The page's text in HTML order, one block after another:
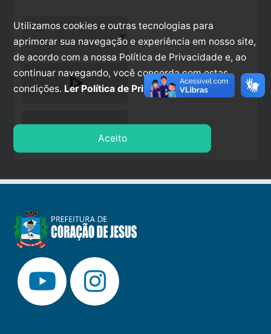
play_arrow
stop
Utilizamos cookies e outras tecnologias para
aprimorar sua navegação e experiência em nosso site,
de acordo com a nossa Política de Privacidade e, ao
continuar navegando, você concorda com estas
condições. Ler Política de Privacidade.
Aceito